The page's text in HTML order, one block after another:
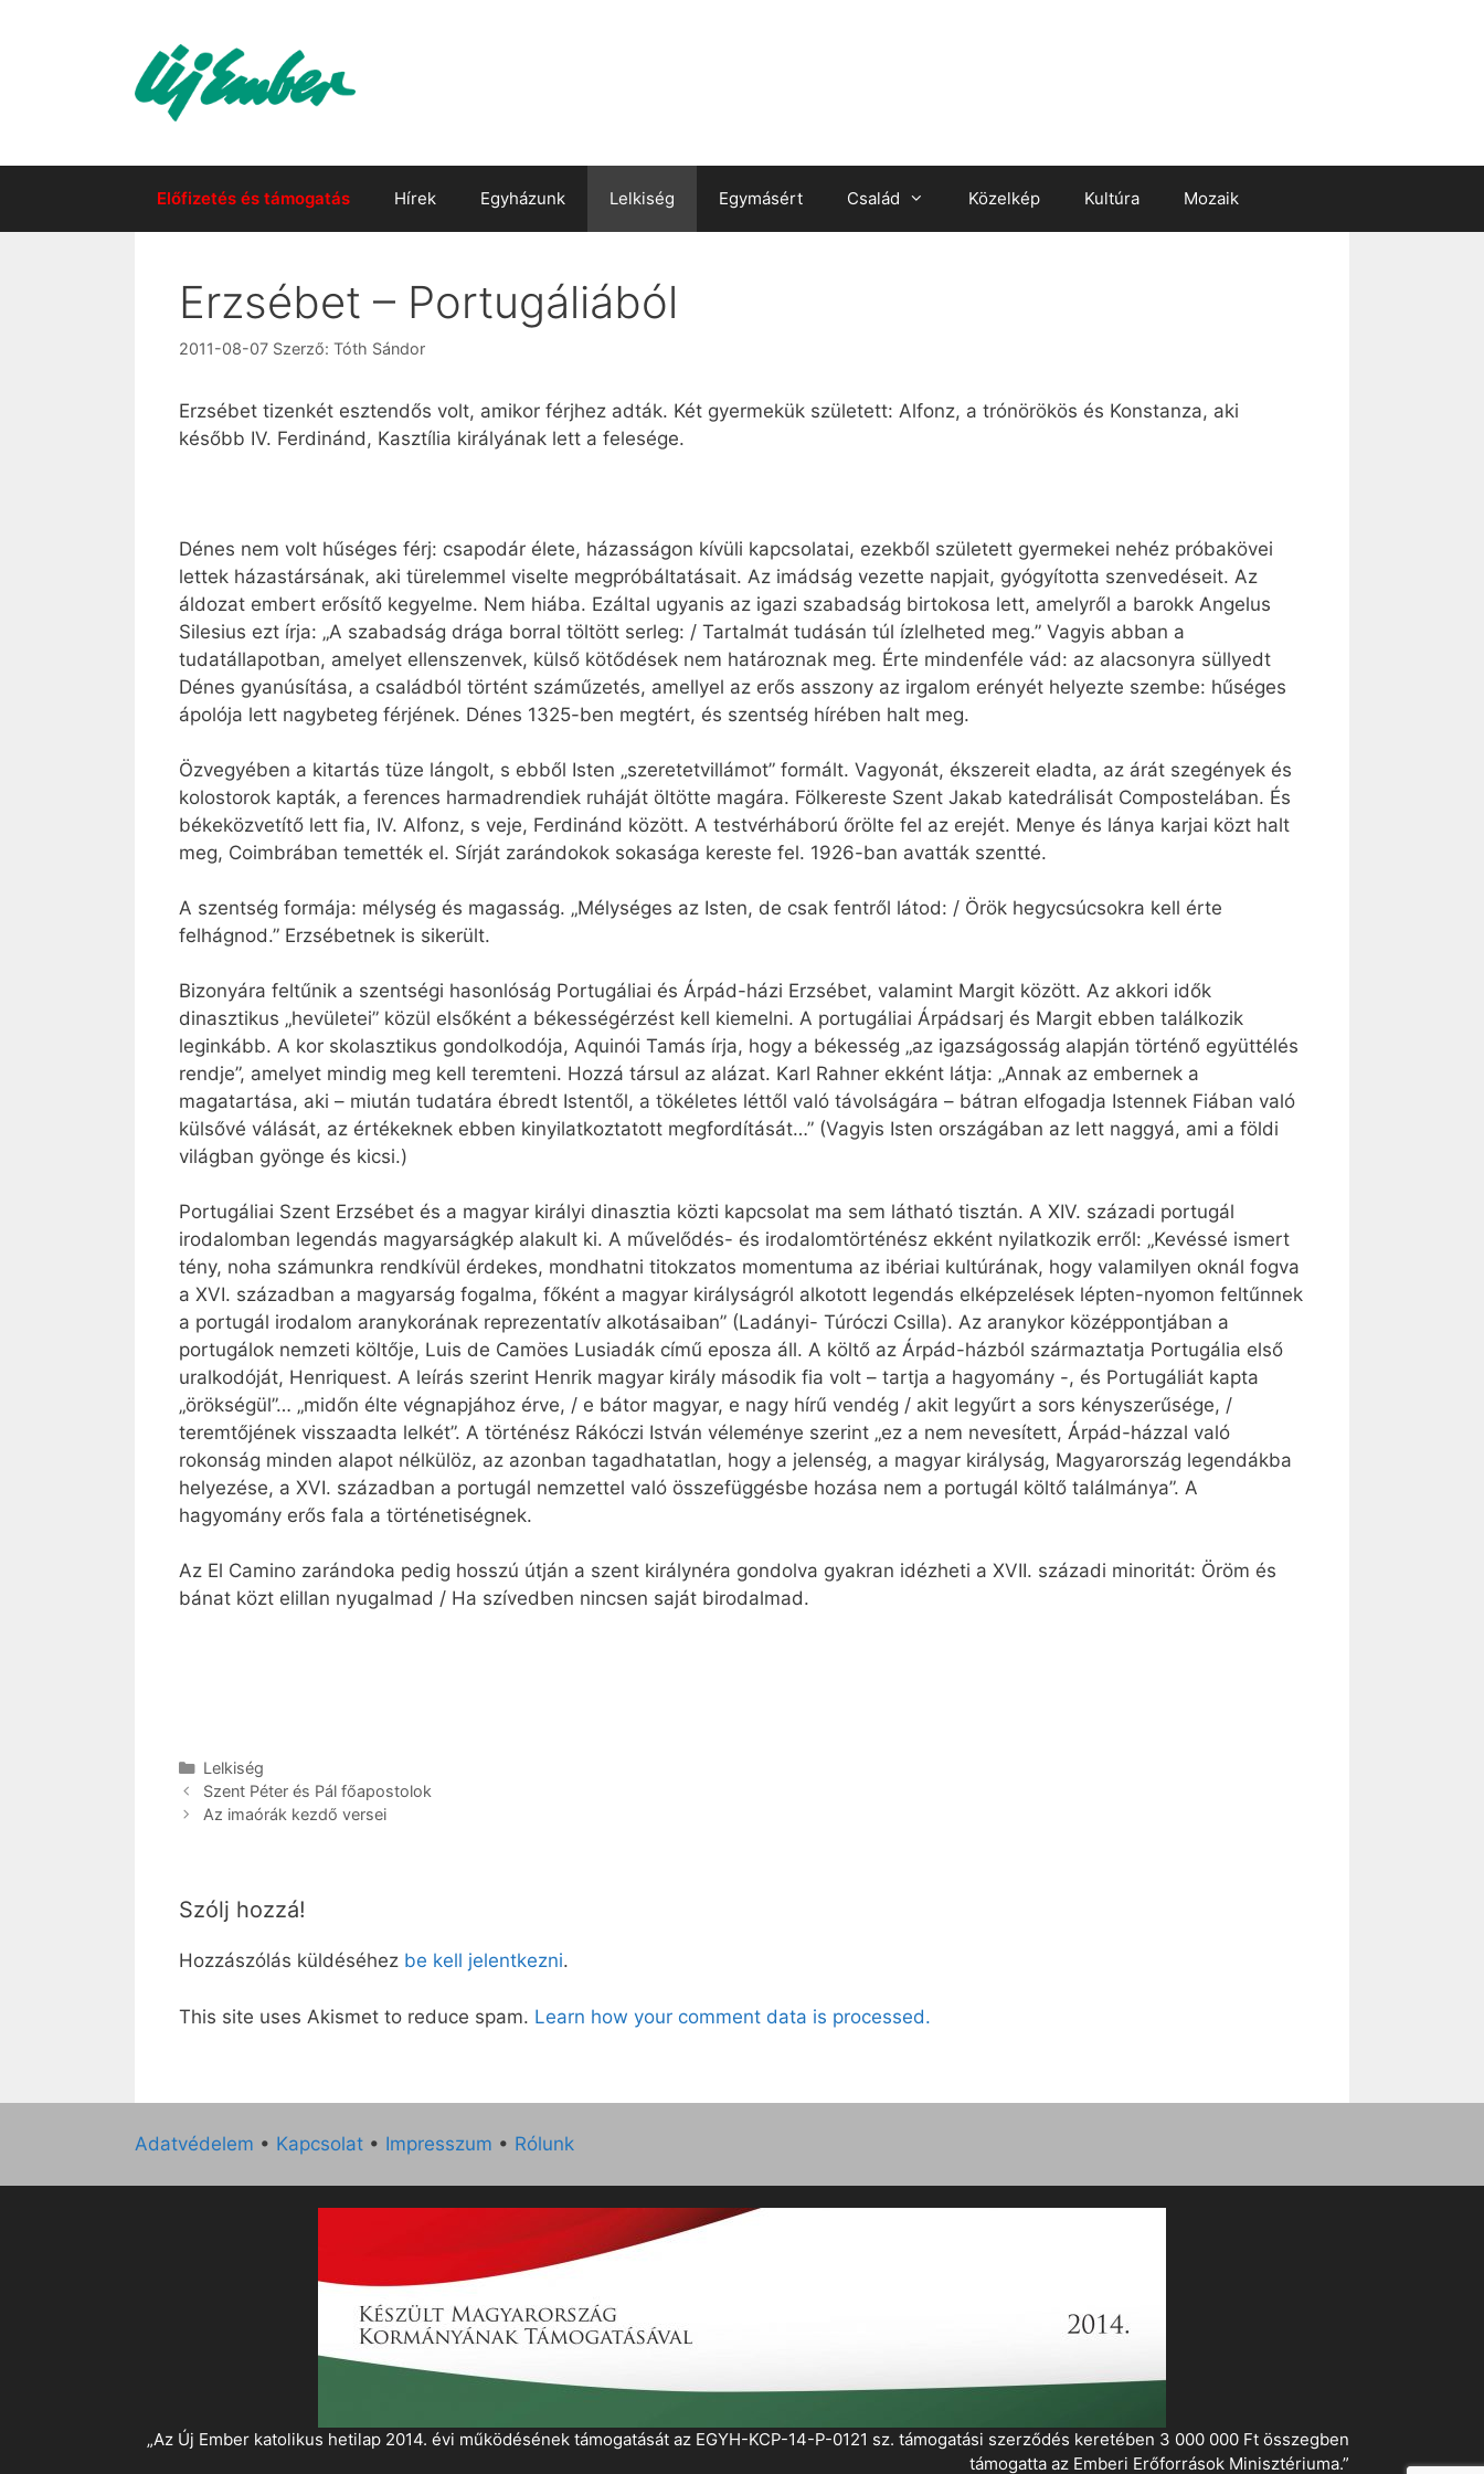
Előfizetés és támogatás Hírek Egyházunk Lelkiség Egymásért Család Közelkép Kultúra Mozaik
Erzsébet – Portugáliából
2011-08-07 Szerző: Tóth Sándor
Erzsébet tizenkét esztendős volt, amikor férjhez adták. Két gyermekük született: Alfonz, a trónörökös és Konstanza, aki
később IV. Ferdinánd, Kasztília királyának lett a felesége.
Dénes nem volt hűséges férj: csapodár élete, házasságon kívüli kapcsolatai, ezekből született gyermekei nehéz próbakövei
lettek házastársának, aki türelemmel viselte megpróbáltatásait. Az imádság vezette napjait, gyógyította szenvedéseit. Az
áldozat embert erősítő kegyelme. Nem hiába. Ezáltal ugyanis az igazi szabadság birtokosa lett, amelyről a barokk Angelus
Silesius ezt írja: „A szabadság drága borral töltött serleg: / Tartalmát tudásán túl ízlelheted meg.” Vagyis abban a
tudatállapotban, amelyet ellenszenvek, külső kötődések nem határoznak meg. Érte mindenféle vád: az alacsonyra süllyedt
Dénes gyanúsítása, a családból történt száműzetés, amellyel az erős asszony az irgalom erényét helyezte szembe: hűséges
ápolója lett nagybeteg férjének. Dénes 1325-ben megtért, és szentség hírében halt meg.
Özvegyében a kitartás tüze lángolt, s ebből Isten „szeretetvillámot” formált. Vagyonát, ékszereit eladta, az árát szegények és
kolostorok kapták, a ferences harmadrendiek ruháját öltötte magára. Fölkereste Szent Jakab katedrálisát Compostelában. És
békeközvetítő lett fia, IV. Alfonz, s veje, Ferdinánd között. A testvérháború őrölte fel az erejét. Menye és lánya karjai közt halt
meg, Coimbrában temették el. Sírját zarándokok sokasága kereste fel. 1926-ban avatták szentté.
A szentség formája: mélység és magasság. „Mélységes az Isten, de csak fentről látod: / Örök hegycsúcsokra kell érte
felhágnod.” Erzsébetnek is sikerült.
Bizonyára feltűnik a szentségi hasonlóság Portugáliai és Árpád-házi Erzsébet, valamint Margit között. Az akkori idők
dinasztikus „hevületei” közül elsőként a békességérzést kell kiemelni. A portugáliai Árpádsarj és Margit ebben találkozik
leginkább. A kor skolasztikus gondolkodója, Aquinói Tamás írja, hogy a békesség „az igazságosság alapján történő együttélés
rendje”, amelyet mindig meg kell teremteni. Hozzá társul az alázat. Karl Rahner ekként látja: „Annak az embernek a
magatartása, aki – miután tudatára ébredt Istentől, a tökéletes léttől való távolságára – bátran elfogadja Istennek Fiában való
külsővé válását, az értékeknek ebben kinyilatkoztatott megfordítását…” (Vagyis Isten országában az lett naggyá, ami a földi
világban gyönge és kicsi.)
Portugáliai Szent Erzsébet és a magyar királyi dinasztia közti kapcsolat ma sem látható tisztán. A XIV. századi portugál
irodalomban legendás magyarságkép alakult ki. A művelődés- és irodalomtörténész ekként nyilatkozik erről: „Kevéssé ismert
tény, noha számunkra rendkívül érdekes, mondhatni titokzatos momentuma az ibériai kultúrának, hogy valamilyen oknál fogva
a XVI. században a magyarság fogalma, főként a magyar királyságról alkotott legendás elképzelések lépten-nyomon feltűnnek
a portugál irodalom aranykorának reprezentatív alkotásaiban” (Ladányi- Túróczi Csilla). Az aranykor középpontjában a
portugálok nemzeti költője, Luis de Camöes Lusiadák című eposza áll. A költő az Árpád-házból származtatja Portugália első
uralkodóját, Henriquest. A leírás szerint Henrik magyar király második fia volt – tartja a hagyomány -, és Portugáliát kapta
„örökségül”… „midőn élte végnapjához érve, / e bátor magyar, e nagy hírű vendég / akit legyűrt a sors kényszerűsége, /
teremtőjének visszaadta lelkét”. A történész Rákóczi István véleménye szerint „ez a nem nevesített, Árpád-házzal való
rokonság minden alapot nélkülöz, az azonban tagadhatatlan, hogy a jelenség, a magyar királyság, Magyarország legendákba
helyezése, a XVI. században a portugál nemzettel való összefüggésbe hozása nem a portugál költő találmánya”. A
hagyomány erős fala a történetiségnek.
Az El Camino zarándoka pedig hosszú útján a szent királynéra gondolva gyakran idézheti a XVII. századi minoritát: Öröm és
bánat közt elillan nyugalmad / Ha szívedben nincsen saját birodalmad.
Kategória
Lelkiség
Szent Péter és Pál főapostolok
Az imaórák kezdő versei
Szólj hozzá!
Hozzászólás küldéséhez be kell jelentkezni.
This site uses Akismet to reduce spam. Learn how your comment data is processed.
Adatvédelem • Kapcsolat • Impresszum • Rólunk
„Az Új Ember katolikus hetilap 2014. évi működésének támogatását az EGYH-KCP-14-P-0121 sz. támogatási szerződés keretében 3 000 000 Ft összegben
támogatta az Emberi Erőforrások Minisztériuma.”